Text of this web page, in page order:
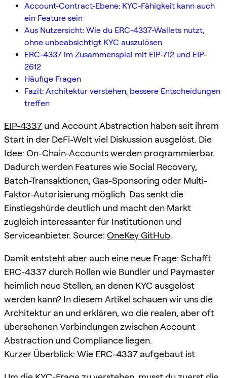
Account-Contract-Ebene: KYC-Fähigkeit kann auch
ein Feature sein
Aus Nutzersicht: Wie du ERC-4337-Wallets nutzt,
ohne unbeabsichtigt KYC auszulösen
ERC-4337 im Zusammenspiel mit EIP-712 und EIP-
2612
Häufige Fragen
Fazit: Architektur verstehen, bessere Entscheidungen
treffen
EIP-4337 und Account Abstraction haben seit ihrem
Start in der DeFi-Welt viel Diskussion ausgelöst. Die
Idee: On-Chain-Accounts werden programmierbar.
Dadurch werden Features wie Social Recovery,
Batch-Transaktionen, Gas-Sponsoring oder Multi-
Faktor-Autorisierung möglich. Das senkt die
Einstiegshürde deutlich und macht den Markt
zugleich interessanter für Institutionen und
Serviceanbieter. Source: OneKey GitHub.
Damit entsteht aber auch eine neue Frage: Schafft
ERC-4337 durch Rollen wie Bundler und Paymaster
heimlich neue Stellen, an denen KYC ausgelöst
werden kann? In diesem Artikel schauen wir uns die
Architektur an und erklären, wo die realen, aber oft
übersehenen Verbindungen zwischen Account
Abstraction und Compliance liegen.
Kurzer Überblick: Wie ERC-4337 aufgebaut ist